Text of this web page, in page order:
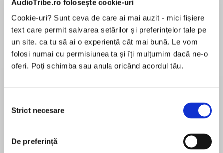
AudioTribe.ro folosește cookie-uri
Cookie-uri? Sunt ceva de care ai mai auzit - mici fișiere
text care permit salvarea setărilor și preferințelor tale pe
un site, ca tu să ai o experiență cât mai bună. Le vom
folosi numai cu permisiunea ta și îți mulțumim dacă ne-o
oferi. Poți schimba sau anula oricând acordul tău.
consimțământului
Strict necesare
De preferință
Desprecarte
The second title in this breakout new detective
series, from the author of the spine-tingling
Violet Veil is ready for her next big case and with
trouble afoot at the Grecian Theatre, Violet and
her dog Bones are hot on the trail. But just who
pentru această carte